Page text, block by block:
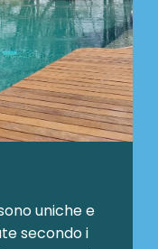
uniche e
secondo i